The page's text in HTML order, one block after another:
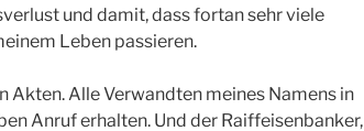
und damit, dass fortan sehr viele
Leben passieren.
Akten. Alle Verwandten meines Namens in
Anruf erhalten. Und der Raiffeisenbanker,